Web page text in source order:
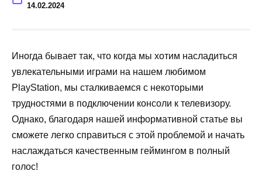
14.02.2024
Иногда бывает так, что когда мы хотим насладиться
увлекательными играми на нашем любимом
PlayStation, мы сталкиваемся с некоторыми
трудностями в подключении консоли к телевизору.
Однако, благодаря нашей информативной статье вы
сможете легко справиться с этой проблемой и начать
наслаждаться качественным геймингом в полный
голос!